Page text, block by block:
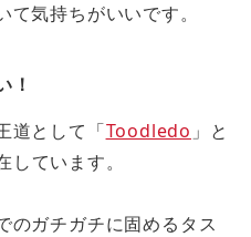
気持ちがいいです。
！
道として「Toodledo 」と
しています。
のガチガチに固めるタス